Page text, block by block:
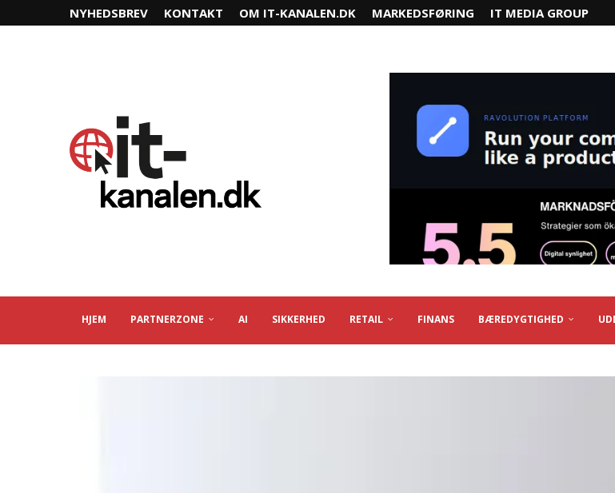
NYHEDSBREV KONTAKT OM IT-KANALEN.DK MARKEDSFØRING IT MEDIA GROUP
HJEM PARTNERZONE AI SIKKERHED RETAIL FINANS BÆREDYGTIGHED